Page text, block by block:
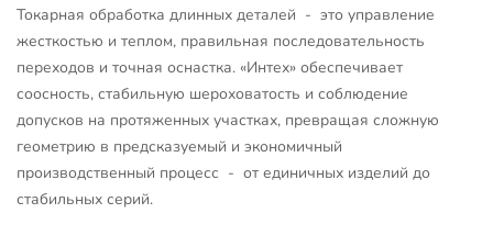
Токарная обработка длинных деталей - это управление
жесткостью и теплом, правильная последовательность
переходов и точная оснастка. «Интех» обеспечивает
соосность, стабильную шероховатость и соблюдение
допусков на протяженных участках, превращая сложную
геометрию в предсказуемый и экономичный
производственный процесс - от единичных изделий до
стабильных серий.